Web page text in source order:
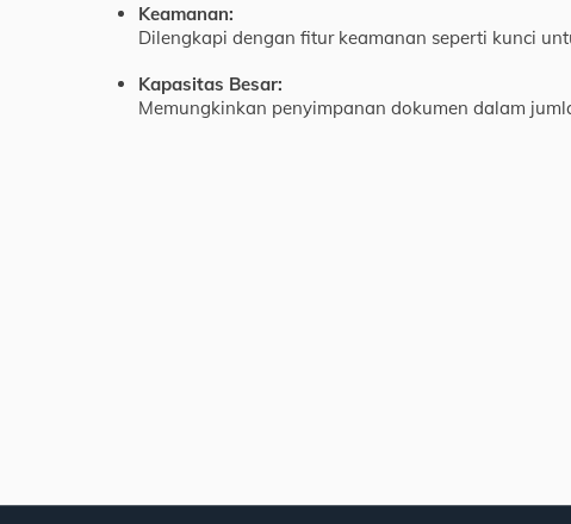
Keamanan:
Dilengkapi dengan fitur keamanan seperti kunci
Kapasitas Besar:
Memungkinkan penyimpanan dokumen dalam